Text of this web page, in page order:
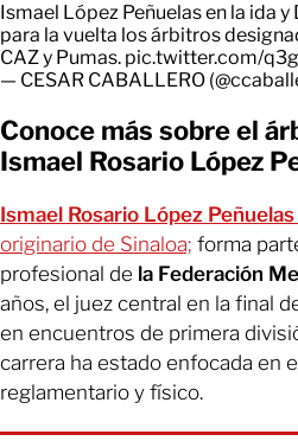
Ismael López Peñuelas en la ida
para la vuelta los árbitros
CAZ y Pumas. pic.twitter.com/
— CESAR CABALLERO
Conoce más sobre el
Ismael Rosario López
Ismael Rosario López Peñuelas
originario de Sinaloa; forma
profesional de la Federación
años, el juez central en la final
en encuentros de primera
carrera ha estado enfocada en
reglamentario y físico.